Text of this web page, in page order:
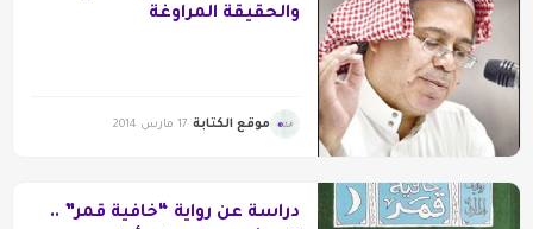
والحقيقة المراوغة
موقع الكتابة 17 مارس 2014
دراسة عن رواية “خافية قمر” ..